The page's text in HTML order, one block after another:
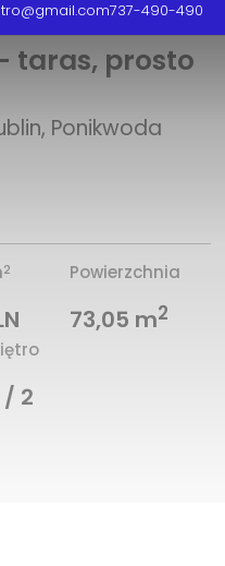
737-490-490
taras, prosto
Ponikwoda
2 Powierzchnia
73,05 m2
/ 2